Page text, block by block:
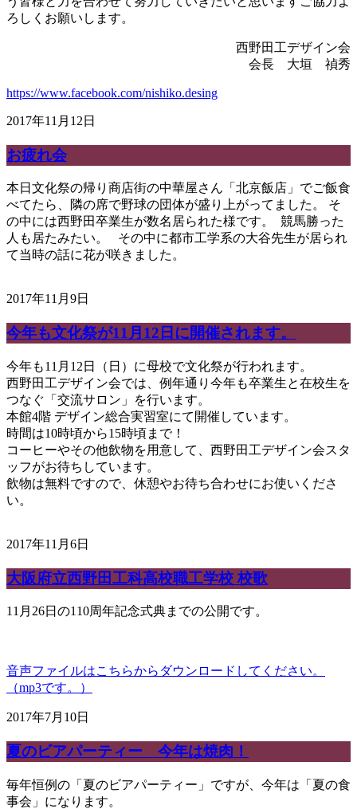
ろしくお願いします。
西野田工デザイン会
会長 大垣 禎秀
https://www.facebook.com/nishiko.desing
2017年11月12日
お疲れ会
本日文化祭の帰り商店街の中華屋さん「北京飯店」でご飯食
べてたら、隣の席で野球の団体が盛り上がってました。 そ
の中には西野田卒業生が数名居られた様です。 競馬勝った
人も居たみたい。 その中に都市工学系の大谷先生が居られ
て当時の話に花が咲きました。
2017年11月9日
今年も文化祭が11月12日に開催されます。
今年も11月12日（日）に母校で文化祭が行われます。
西野田工デザイン会では、例年通り今年も卒業生と在校生を
つなぐ「交流サロン」を行います。
本館4階 デザイン総合実習室にて開催しています。
時間は10時頃から15時頃まで！
コーヒーやその他飲物を用意して、西野田工デザイン会スタ
ッフがお待ちしています。
飲物は無料ですので、休憩やお待ち合わせにお使いくださ
い。
2017年11月6日
大阪府立西野田工科高校職工学校 校歌
11月26日の110周年記念式典までの公開です。
音声ファイルはこちらからダウンロードしてください。
（mp3です。）
2017年7月10日
夏のビアパーティー 今年は焼肉！
毎年恒例の「夏のビアパーティー」ですが、今年は「夏の食
事会」になります。